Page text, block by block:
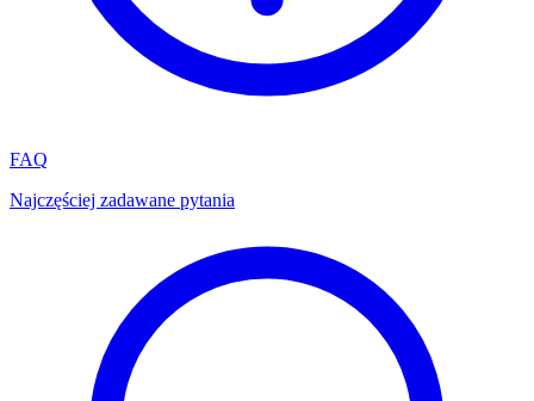
FAQ
Najczęściej zadawane pytania